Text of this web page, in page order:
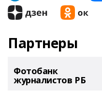
Партнеры
Фотобанк
журналистов РБ